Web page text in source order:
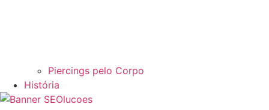
Piercings pelo Corpo
História